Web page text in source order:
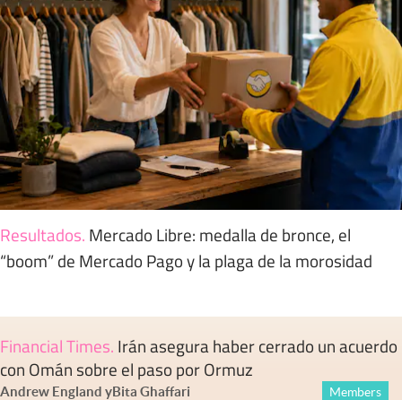
Resultados. Mercado Libre: medalla de bronce, el
“boom” de Mercado Pago y la plaga de la morosidad
Financial Times. Irán asegura haber cerrado un acuerdo
con Omán sobre el paso por Ormuz
Andrew England yBita Ghaffari Members